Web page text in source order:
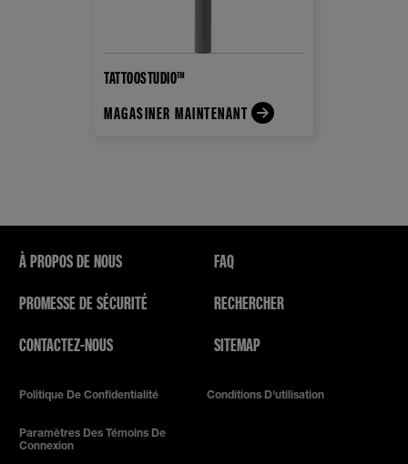
TATTOOSTUDIO™
MAGASINER MAINTENANT
À PROPOS DE NOUS
PROMESSE DE SÉCURITÉ
CONTACTEZ-NOUS
FAQ
RECHERCHER
SITEMAP
Politique De Confidentialité Conditions D'utilisation
Paramètres Des Témoins De
Connexion